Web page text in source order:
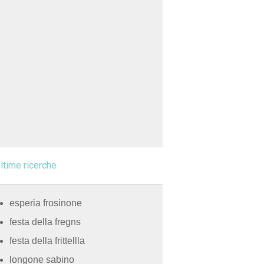
ricerche
esperia frosinone
festa della fregns
festa della frittellla
longone sabino